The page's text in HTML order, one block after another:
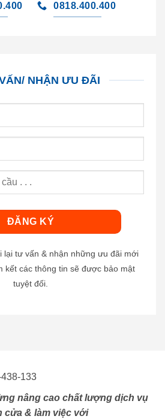
0818.400.400
NHẬN ƯU ĐÃI
lại tư vấn & nhận những ưu đãi mới
kết các thông tin sẽ được bảo mật
tuyệt đối.
nâng cao chất lượng dịch vụ
cửa & làm việc với